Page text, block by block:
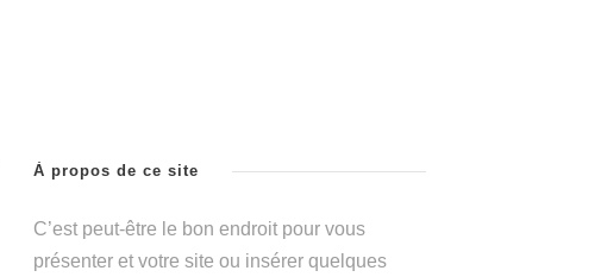
À propos de ce site
C’est peut-être le bon endroit pour vous
présenter et votre site ou insérer quelques